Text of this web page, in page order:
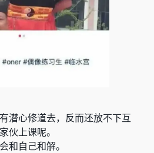
潜心修道去，反而还放不下互
伙上课呢。
和自己和解。